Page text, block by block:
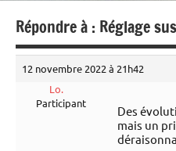
Répondre à : Réglage
12 novembre 2022 à 21h42
Lo.
Participant
Des
mais un